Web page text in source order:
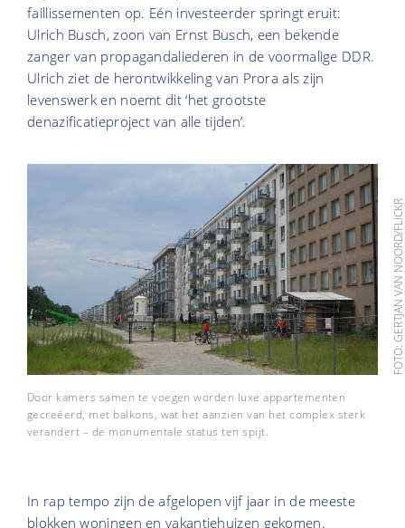
faillissementen op. Eén investeerder springt eruit:
Ulrich Busch, zoon van Ernst Busch, een bekende
zanger van propagandaliederen in de voormalige DDR.
Ulrich ziet de herontwikkeling van Prora als zijn
levenswerk en noemt dit ‘het grootste
denazificatieproject van alle tijden’.
FOTO: GERTJAN VAN NOORD/FLICKR
Door kamers samen te voegen worden luxe appartementen
gecreëerd, met balkons, wat het aanzien van het complex sterk
verandert – de monumentale status ten spijt.
In rap tempo zijn de afgelopen vijf jaar in de meeste
blokken woningen en vakantiehuizen gekomen.